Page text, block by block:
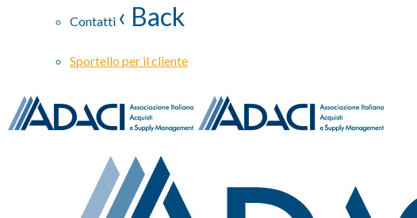
Contatti ‹ Back
Sportello per il cliente